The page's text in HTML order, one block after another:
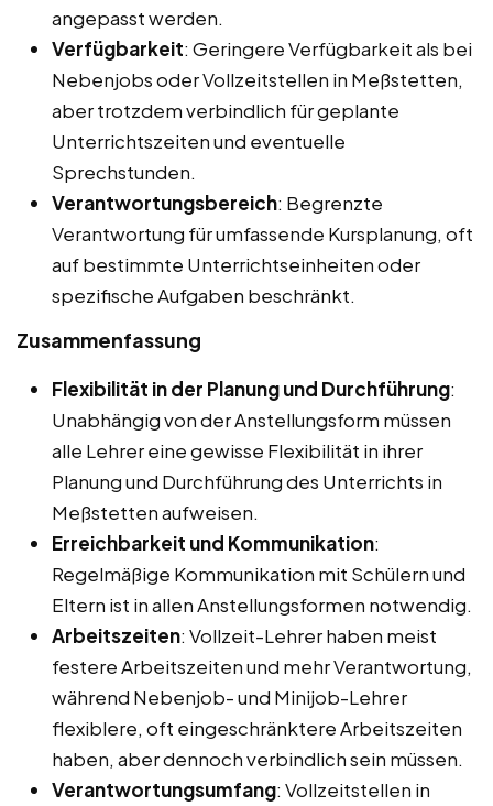
angepasst werden.
Verfügbarkeit: Geringere Verfügbarkeit als bei
Nebenjobs oder Vollzeitstellen in Meßstetten,
aber trotzdem verbindlich für geplante
Unterrichtszeiten und eventuelle
Sprechstunden.
Verantwortungsbereich: Begrenzte
Verantwortung für umfassende Kursplanung, oft
auf bestimmte Unterrichtseinheiten oder
spezifische Aufgaben beschränkt.
Zusammenfassung
Flexibilität in der Planung und Durchführung:
Unabhängig von der Anstellungsform müssen
alle Lehrer eine gewisse Flexibilität in ihrer
Planung und Durchführung des Unterrichts in
Meßstetten aufweisen.
Erreichbarkeit und Kommunikation:
Regelmäßige Kommunikation mit Schülern und
Eltern ist in allen Anstellungsformen notwendig.
Arbeitszeiten: Vollzeit-Lehrer haben meist
festere Arbeitszeiten und mehr Verantwortung,
während Nebenjob- und Minijob-Lehrer
flexiblere, oft eingeschränktere Arbeitszeiten
haben, aber dennoch verbindlich sein müssen.
Verantwortungsumfang: Vollzeitstellen in